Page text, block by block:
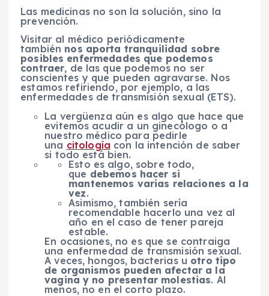
Las medicinas no son la solución, sino la
prevención.
Visitar al médico periódicamente
también nos aporta tranquilidad sobre
posibles enfermedades que podemos
contraer, de las que podemos no ser
conscientes y que pueden agravarse. Nos
estamos refiriendo, por ejemplo, a las
enfermedades de transmisión sexual (ETS).
La vergüenza aún es algo que hace que
evitemos acudir a un ginecólogo o a
nuestro médico para pedirle
una citología con la intención de saber
si todo está bien.
Esto es algo, sobre todo,
que debemos hacer si
mantenemos varias relaciones a la
vez.
Asimismo, también sería
recomendable hacerlo una vez al
año en el caso de tener pareja
estable.
En ocasiones, no es que se contraiga
una enfermedad de transmisión sexual.
A veces, hongos, bacterias u otro tipo
de organismos pueden afectar a la
vagina y no presentar molestias. Al
menos, no en el corto plazo.